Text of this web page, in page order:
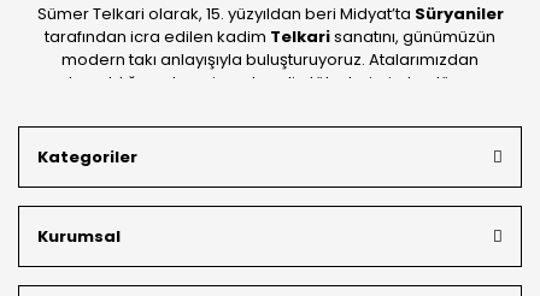
Sümer Telkari olarak, 15. yüzyıldan beri Midyat’ta Süryaniler
tarafından icra edilen kadim Telkarisanatını, günümüzün
modern takı anlayışıyla buluşturuyoruz. Atalarımızdan
devraldığımız bu mirası; kendi atölyelerimizde, dünya
Mardin’in tarihi dokusunu yansıtan geleneksel işlemeleri, her
bütçeye uygun
müşterilerimizin özel siparişlerini benzersiz bir titizlikle
hazırlıyor; köklü geçmişimizi geleceğin takı modasına
güvenle taşıyoruz.
Kategoriler
Kurumsal